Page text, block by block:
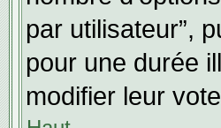
par utilisateur”,
pour une durée
modifier leur